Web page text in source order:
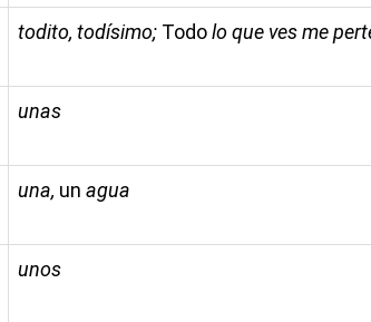
todito, todísimo; Todolo que ves me
unas
una, un agua
unos